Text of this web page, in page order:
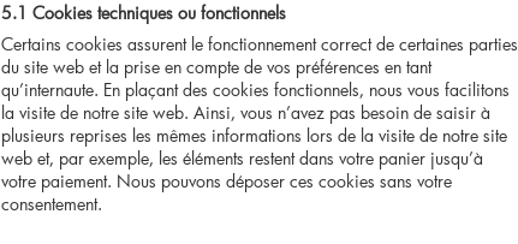
5.1 Cookies techniques ou fonctionnels
Certains cookies assurent le fonctionnement correct de certaines parties
du site web et la prise en compte de vos préférences en tant
qu’internaute. En plaçant des cookies fonctionnels, nous vous facilitons
la visite de notre site web. Ainsi, vous n’avez pas besoin de saisir à
plusieurs reprises les mêmes informations lors de la visite de notre site
web et, par exemple, les éléments restent dans votre panier jusqu’à
votre paiement. Nous pouvons déposer ces cookies sans votre
consentement.